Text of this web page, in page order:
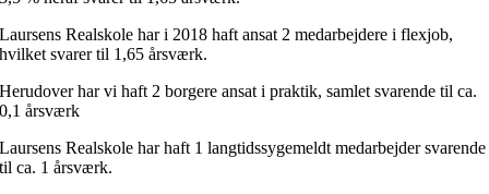
Laursens Realskole har i 2018 haft ansat 2 medarbejdere i flexjob,
hvilket svarer til 1,65 årsværk.
Herudover har vi haft 2 borgere ansat i praktik, samlet svarende til ca.
0,1 årsværk
Laursens Realskole har haft 1 langtidssygemeldt medarbejder svarende
til ca. 1 årsværk.